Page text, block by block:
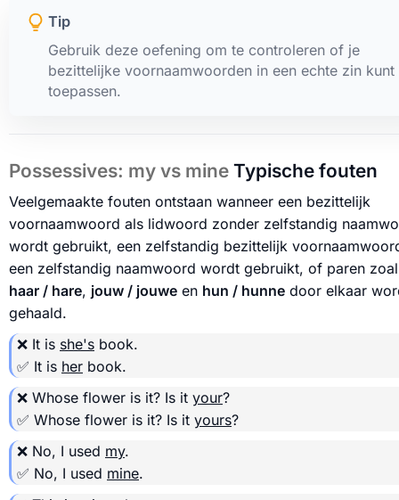
Tip
Gebruik deze oefening om te controleren of je
bezittelijke voornaamwoorden in een echte zin kunt
toepassen.
Possessives: my vs mine Typische fouten
Veelgemaakte fouten ontstaan wanneer een bezittelijk
voornaamwoord als lidwoord zonder zelfstandig
wordt gebruikt, een zelfstandig bezittelijk
een zelfstandig naamwoord wordt gebruikt, of paren
haar / hare, jouw / jouwe en hun / hunne door elkaar
gehaald.
❌ It is she's book.
✅ It is her book.
❌ Whose flower is it? Is it your?
✅ Whose flower is it? Is it yours?
❌ No, I used my.
✅ No, I used mine.